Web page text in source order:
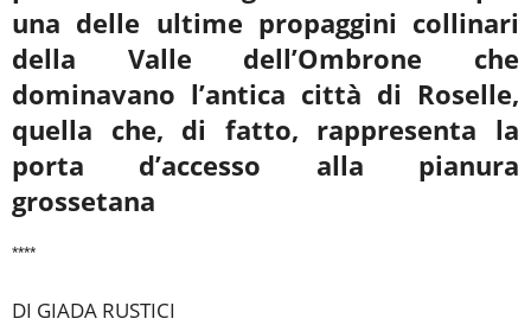
una delle ultime propaggini collinari
della Valle dell’Ombrone che
dominavano l’antica città di Roselle,
quella che, di fatto, rappresenta la
porta d’accesso alla pianura
grossetana
****
DI GIADA RUSTICI